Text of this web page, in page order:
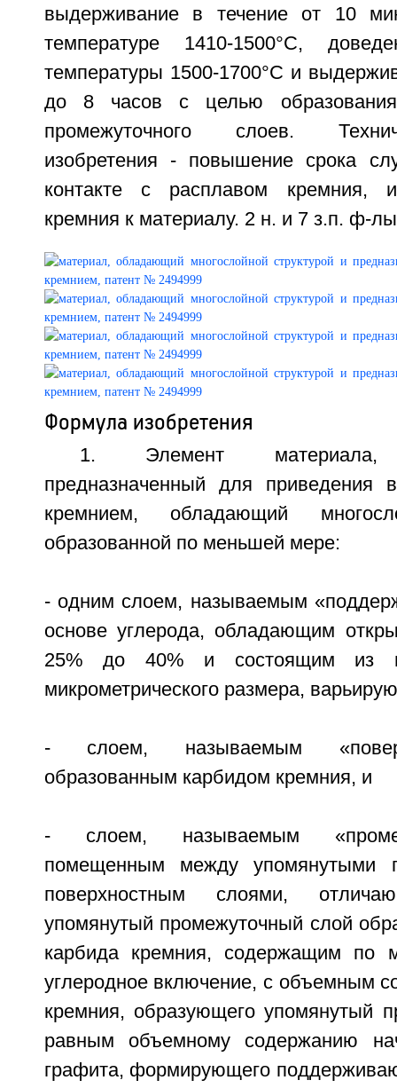
выдерживание в течение от 10
температуре 1410-1500°C,
температуры 1500-1700°C и
до 8 часов с целью образования
промежуточного слоев.
изобретения - повышение срока
контакте с расплавом кремния,
кремния к материалу. 2 н. и 7 з.п. ф-
Формула изобретения
1. Элемент материала,
предназначенный для приведения
кремнием, обладающий
образованной по меньшей мере:
- одним слоем, называемым
основе углерода, обладающим
25% до 40% и состоящим из
микрометрического размера,
- слоем, называемым
образованным карбидом кремния, и
- слоем, называемым
помещенным между упомянутыми
поверхностным слоями,
упомянутый промежуточный слой
карбида кремния, содержащим по
углеродное включение, с объемным
кремния, образующего упомянутый
равным объемному содержанию
графита, формирующего